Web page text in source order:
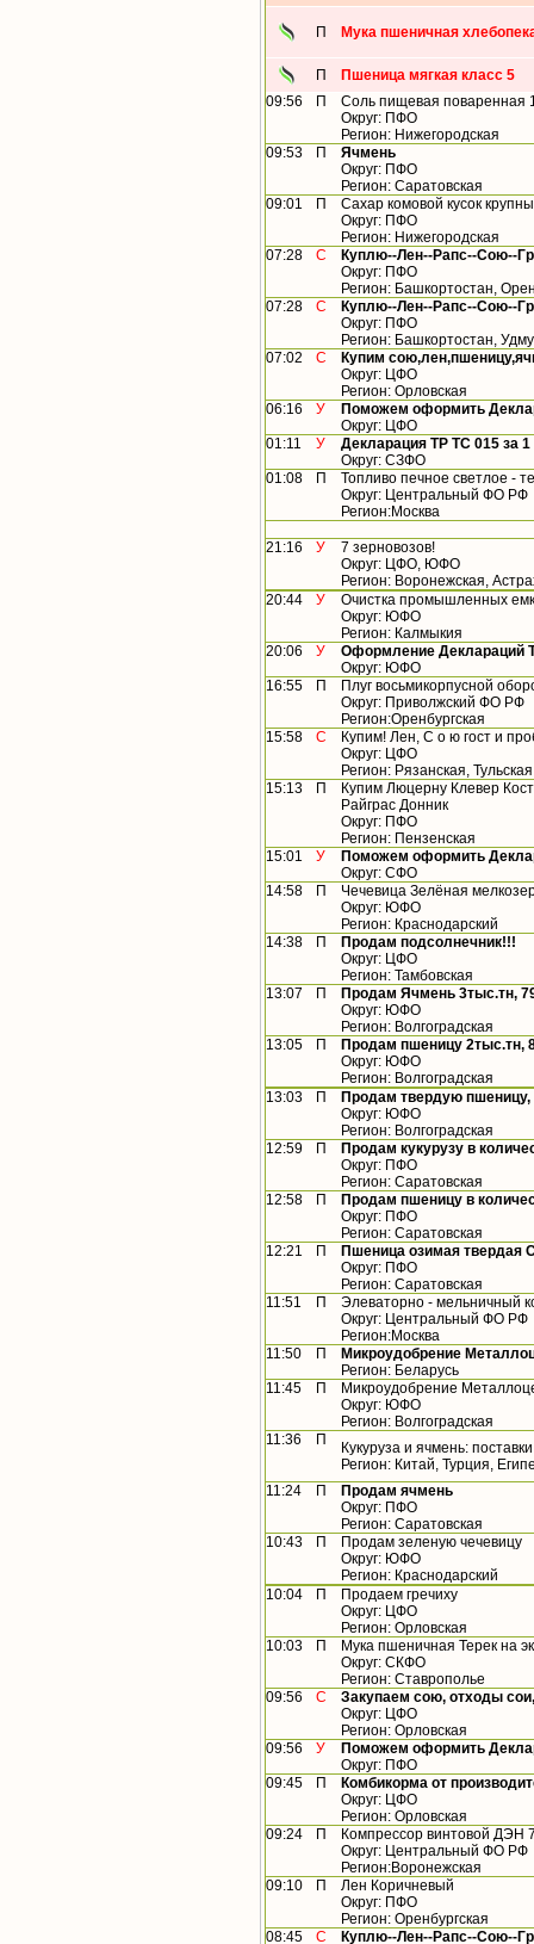
П Мука пшеничная
П
Пшеница мягкая класс 5
09:56
П Соль пищевая поваренная
Округ: ПФО
Регион: Нижегородская
09:53
П Ячмень
Округ: ПФО
Регион: Саратовская
09:01
П Сахар комовой кусок
Округ: ПФО
Регион: Нижегородская
07:28
С
Куплю--Лен--Рапс--Сою--
Округ: ПФО
Регион: Башкортостан,
07:28
С
Куплю--Лен--Рапс--Сою--
Округ: ПФО
Регион: Башкортостан,
07:02
С
Купим
Округ: ЦФО
Регион: Орловская
06:16
У
Поможем оформить
Округ: ЦФО
01:11
У
Декларация ТР ТС 015 за 1
Округ: СЗФО
01:08
П Топливо печное светлое -
Округ: Центральный ФО РФ
Регион:Москва
21:16 У
7 зерновозов!
Округ: ЦФО, ЮФО
Регион: Воронежская,
20:44
У
Очистка промышленных
Округ: ЮФО
Регион: Калмыкия
20:06
У
Оформление Деклараций
Округ: ЮФО
16:55
П
Плуг восьмикорпусной
Округ: Приволжский ФО РФ
Регион:Оренбургская
15:58
С
Купим! Лен, С о ю гост и
Округ: ЦФО
Регион: Рязанская, Тульская
15:13
П
Купим Люцерну Клевер
Райграс Донник
Округ: ПФО
Регион: Пензенская
15:01
У
Поможем оформить
Округ: СФО
14:58
П Чечевица Зелёная
Округ: ЮФО
Регион: Краснодарский
14:38
П
Продам подсолнечник!!!
Округ: ЦФО
Регион: Тамбовская
13:07
П
Продам Ячмень 3тыс.тн,
Округ: ЮФО
Регион: Волгоградская
13:05
П
Продам пшеницу 2тыс.тн,
Округ: ЮФО
Регион: Волгоградская
13:03
П
Продам твердую пшеницу,
Округ: ЮФО
Регион: Волгоградская
12:59
П
Продам кукурузу в
Округ: ПФО
Регион: Саратовская
12:58
П
Продам пшеницу в
Округ: ПФО
Регион: Саратовская
12:21
П
Пшеница озимая твердая
Округ: ПФО
Регион: Саратовская
11:51
П Элеваторно - мельничный
Округ: Центральный ФО РФ
Регион:Москва
11:50
П
Микроудобрение
Регион: Беларусь
11:45
П
Микроудобрение
Округ: ЮФО
Регион: Волгоградская
11:36
П
Кукуруза и ячмень:
Регион: Китай, Турция,
11:24
П
Продам ячмень
Округ: ПФО
Регион: Саратовская
10:43
П
Продам зеленую чечевицу
Округ: ЮФО
Регион: Краснодарский
10:04
П
Продаем гречиху
Округ: ЦФО
Регион: Орловская
10:03
П
Мука пшеничная Терек на
Округ: СКФО
Регион: Ставрополье
09:56
С
Закупаем сою, отходы
Округ: ЦФО
Регион: Орловская
09:56
У
Поможем оформить
Округ: ПФО
09:45
П
Комбикорма от
Округ: ЦФО
Регион: Орловская
09:24
П
Компрессор винтовой ДЭН
Округ: Центральный ФО РФ
Регион:Воронежская
09:10
П Лен Коричневый
Округ: ПФО
Регион: Оренбургская
08:45
С Куплю--Лен--Рапс--Сою--